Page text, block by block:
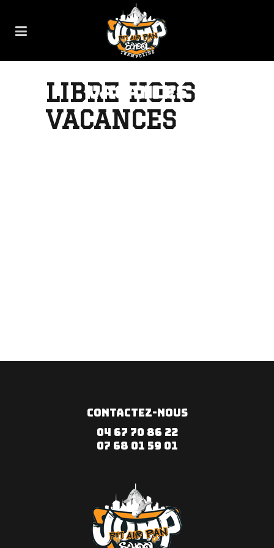
VACANCES
LIBRE HORS
VACANCES
CONTACTEZ-NOUS
04 67 70 86 22
07 68 01 59 01